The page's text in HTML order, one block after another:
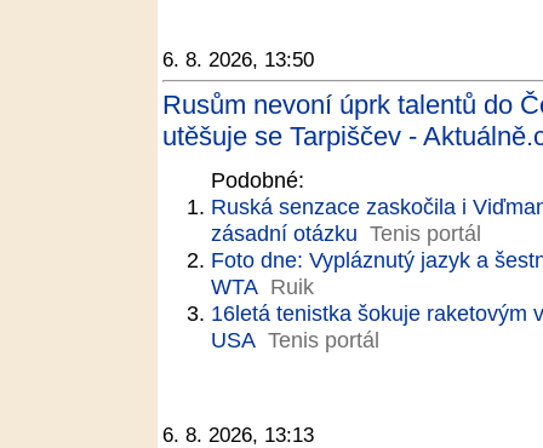
6. 8. 2026, 13:50
Rusům nevoní úprk talentů do
utěšuje se Tarpiščev -
Podobné:
Ruská senzace zaskočila i
zásadní otázku Tenis portál
Foto dne: Vypláznutý jazyk a
WTA Ruik
16letá tenistka šokuje raketovým
USA Tenis portál
6. 8. 2026, 13:13